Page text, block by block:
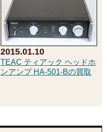
2015.01.10
TEAC ティアック ヘッドホ
ンアンプ HA-501-Bの買取